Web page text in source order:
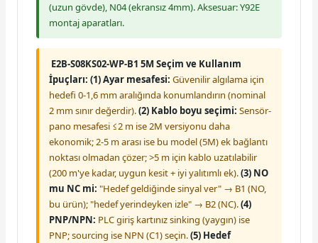
(uzun gövde), N04 (ekransız 4mm). Aksesuar: Y92E
montaj aparatları.
E2B-S08KS02-WP-B1 5M Seçim ve Kullanım
İpuçları: (1) Ayar mesafesi: Güvenilir algılama için
hedefi 0-1,6 mm aralığında konumlandırın (nominal
2 mm sınır değerdir).(2) Kablo boyu seçimi: Sensör-
pano mesafesi ≤2 m ise 2M versiyonu daha
ekonomik; 2-5 m arası ise bu model (5M) ek bağlantı
noktası olmadan çözer; >5 m için kablo uzatılabilir
(200 m'ye kadar, uygun kesit + iyi yalıtımlı ek).(3) NO
mu NC mi: "Hedef geldiğinde sinyal ver" → B1 (NO,
bu ürün); "hedef yerindeyken izle" → B2 (NC).(4)
PNP/NPN: PLC giriş kartınız sinking (yaygın) ise
PNP; sourcing ise NPN (C1) seçin.(5) Hedef